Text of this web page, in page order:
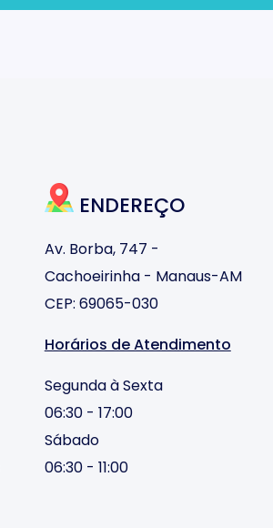
ENDEREÇO
Av. Borba, 747 -
Cachoeirinha - Manaus-AM
CEP: 69065-030
Horários de Atendimento
Segunda à Sexta
06:30 - 17:00
Sábado
06:30 - 11:00